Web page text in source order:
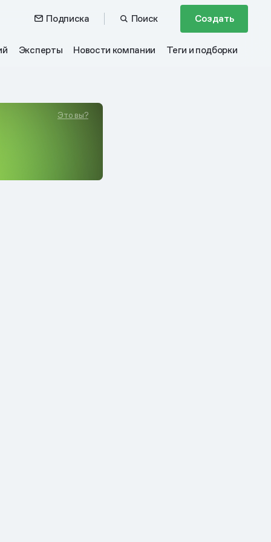
Подписка Поиск Создать
Эксперты Новости компании Теги и подборки
Это вы?